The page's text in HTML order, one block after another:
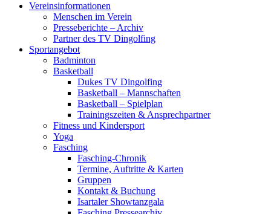
Vereinsinformationen
Menschen im Verein
Presseberichte – Archiv
Partner des TV Dingolfing
Sportangebot
Badminton
Basketball
Dukes TV Dingolfing
Basketball – Mannschaften
Basketball – Spielplan
Trainingszeiten & Ansprechpartner
Fitness und Kindersport
Yoga
Fasching
Fasching-Chronik
Termine, Auftritte & Karten
Gruppen
Kontakt & Buchung
Isartaler Showtanzgala